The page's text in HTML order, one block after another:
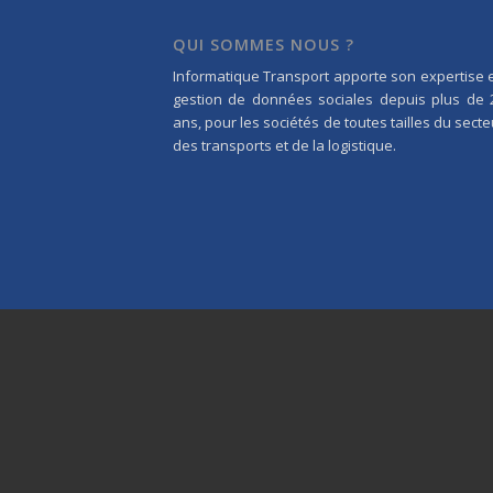
QUI SOMMES NOUS ?
Informatique Transport apporte son expertise
gestion de données sociales depuis plus de
ans, pour les sociétés de toutes tailles du
des transports et de la logistique.